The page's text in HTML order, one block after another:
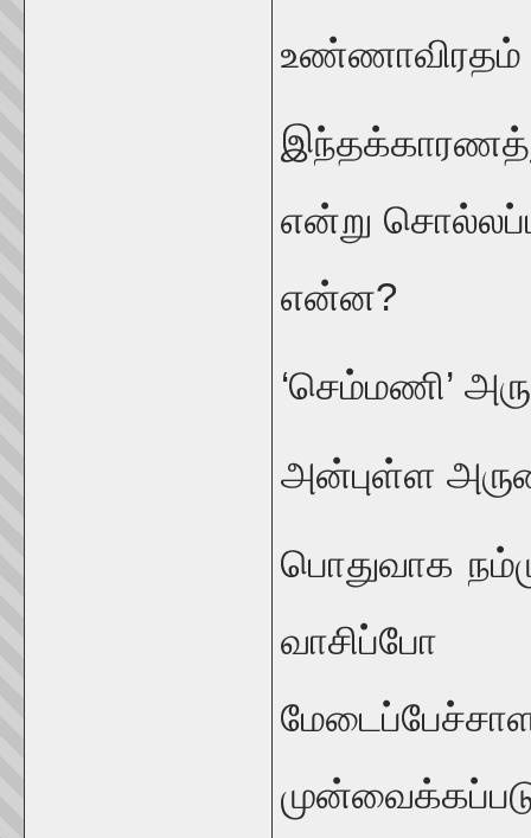
உண்ணாவிரதம்
என்று
என்ன?
‘செம்மணி’
அன்புள்ள
பொதுவாக
வாசிப்போ